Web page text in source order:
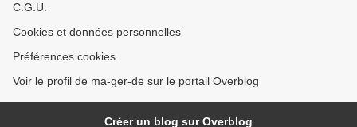
C.G.U.
Cookies et données personnelles
Préférences cookies
Voir le profil de ma-ger-de sur le portail Overblog
Créer un blog sur Overblog